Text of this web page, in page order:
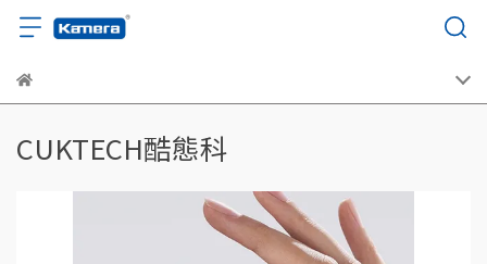
CUKTECH酷態科